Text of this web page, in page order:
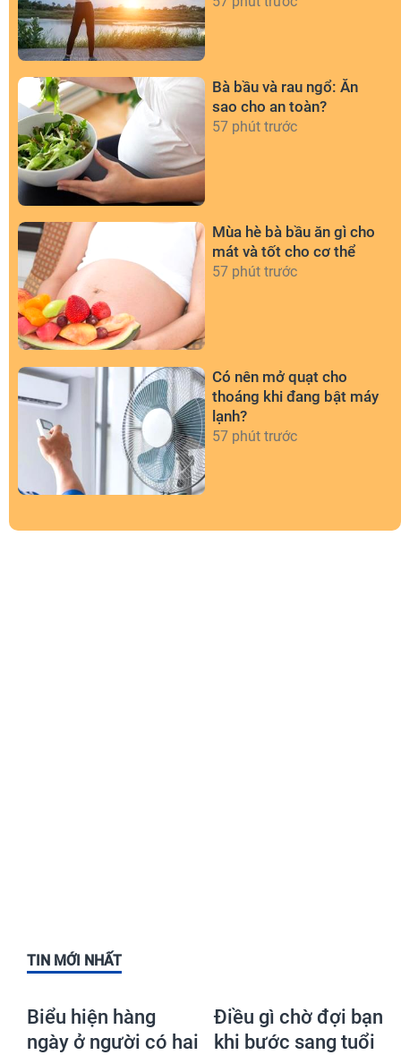
Bà bầu và rau ngổ: Ăn
sao cho an toàn?
57 phút trước
Mùa hè bà bầu ăn gì cho
mát và tốt cho cơ thể
57 phút trước
Có nên mở quạt cho
thoáng khi đang bật máy
lạnh?
57 phút trước
TIN MỚI NHẤT
Biểu hiện hàng
ngày ở người có hai
Điều gì chờ đợi bạn
khi bước sang tuổi